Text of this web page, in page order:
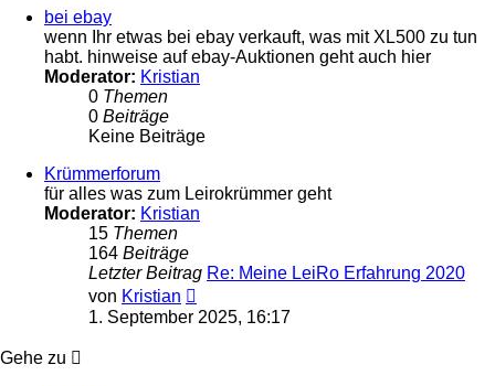
bei ebay
wenn Ihr etwas bei ebay verkauft, was mit XL500 zu tun
habt. hinweise auf ebay-Auktionen geht auch hier
Moderator: Kristian
0 Themen
0 Beiträge
Keine Beiträge
Krümmerforum
für alles was zum Leirokrümmer geht
Moderator: Kristian
15 Themen
164 Beiträge
Letzter Beitrag Re: Meine LeiRo Erfahrung 2020
von Kristian
Beitrag
1. September 2025, 16:17
Gehe zu